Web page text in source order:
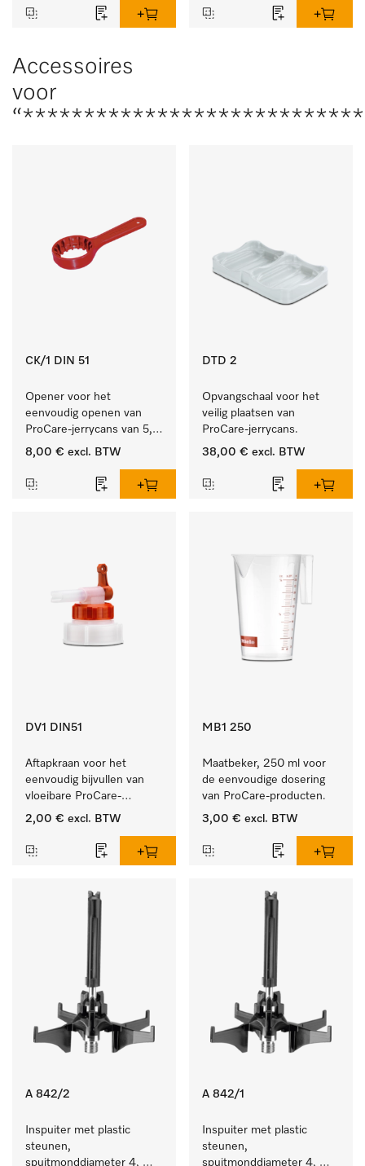
Accessoires
voor
CK/1 DIN 51
Opener voor het
eenvoudig openen van
ProCare-jerrycans van 5,
10 en 20 l.
8,00 € excl. BTW
DTD 2
Opvangschaal voor het
veilig plaatsen van
ProCare-jerrycans.
38,00 € excl. BTW
DV1 DIN51
Aftapkraan voor het
eenvoudig bijvullen van
vloeibare ProCare-
producten.
2,00 € excl. BTW
MB1 250
Maatbeker, 250 ml voor
de eenvoudige dosering
van ProCare-producten.
3,00 € excl. BTW
A 842/2
Inspuiter met plastic
steunen,
spuitmonddiameter 4,
A 842/1
Inspuiter met plastic
steunen,
spuitmonddiameter 4,